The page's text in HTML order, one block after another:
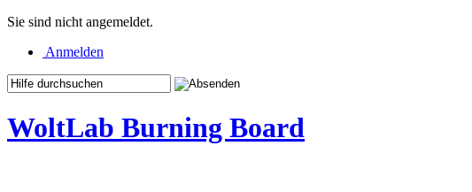
Sie sind nicht angemeldet.
Anmelden
WoltLab Burning Board